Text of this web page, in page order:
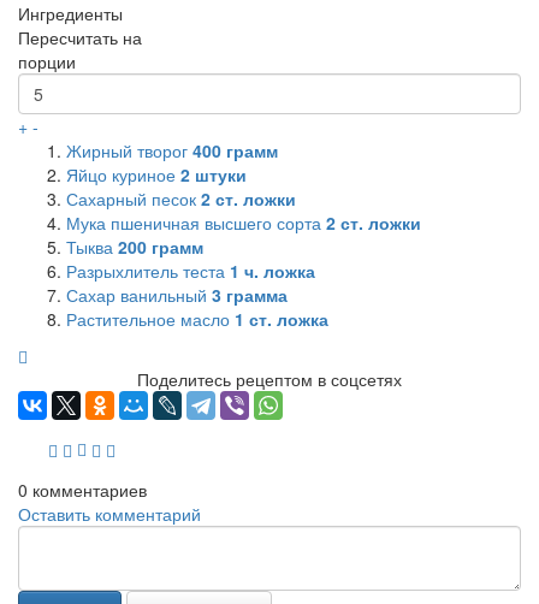
Ингредиенты
Пересчитать на
порции
+ -
Жирный творог 400 грамм
Яйцо куриное 2 штуки
Сахарный песок 2 ст. ложки
Мука пшеничная высшего сорта 2 ст. ложки
Тыква 200 грамм
Разрыхлитель теста 1 ч. ложка
Сахар ванильный 3 грамма
Растительное масло 1 ст. ложка
Поделитесь рецептом в соцсетях
0 комментариев
Оставить комментарий